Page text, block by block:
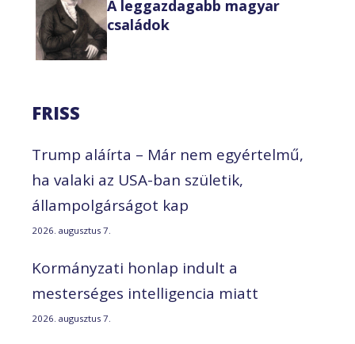
A leggazdagabb magyar
családok
FRISS
Trump aláírta – Már nem egyértelmű,
ha valaki az USA-ban születik,
állampolgárságot kap
2026. augusztus 7.
Kormányzati honlap indult a
mesterséges intelligencia miatt
2026. augusztus 7.